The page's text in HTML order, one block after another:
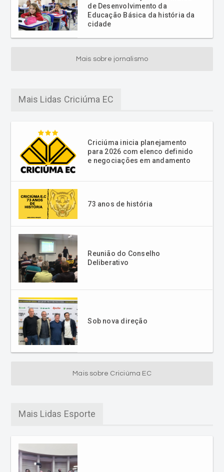
de Desenvolvimento da
Educação Básica da história da
cidade
Mais sobre jornalismo
Mais Lidas Criciúma EC
Criciúma inicia planejamento
para 2026 com elenco definido
e negociações em andamento
73 anos de história
Reunião do Conselho
Deliberativo
Sob nova direção
Mais sobre Criciúma EC
Mais Lidas Esporte